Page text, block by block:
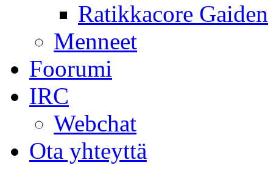
Ratikkacore Gaiden
Menneet
Foorumi
IRC
Webchat
Ota yhteyttä